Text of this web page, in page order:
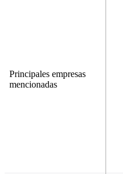
Principales empresas
mencionadas